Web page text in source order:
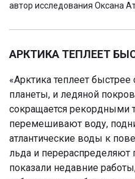
автор исследования Оксана
АРКТИКА ТЕПЛЕЕТ
«Арктика теплеет
планеты, и ледяной
сокращается рекордными
перемешивают воду,
атлантические воды к
льда и перераспределяют
показали недавние